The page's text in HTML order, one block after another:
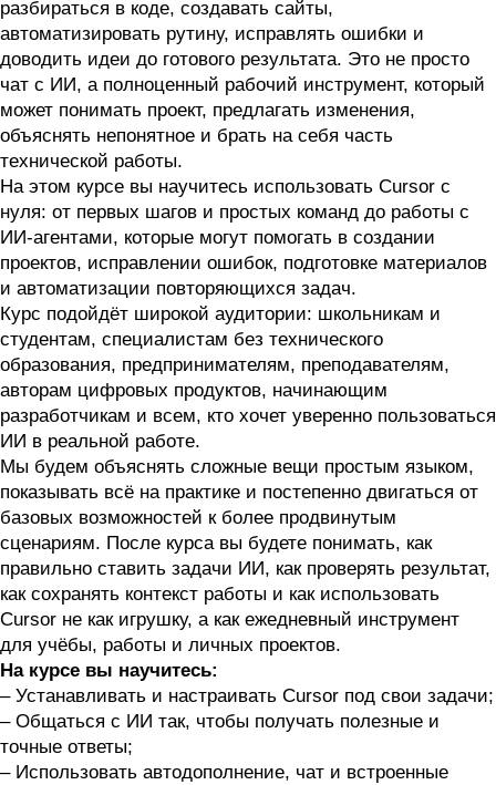
разбираться в коде, создавать сайты,
автоматизировать рутину, исправлять ошибки и
доводить идеи до готового результата. Это не просто
чат с ИИ, а полноценный рабочий инструмент, который
может понимать проект, предлагать изменения,
объяснять непонятное и брать на себя часть
технической работы.
На этом курсе вы научитесь использовать Cursor с
нуля: от первых шагов и простых команд до работы с
ИИ-агентами, которые могут помогать в создании
проектов, исправлении ошибок, подготовке материалов
и автоматизации повторяющихся задач.
Курс подойдёт широкой аудитории: школьникам и
студентам, специалистам без технического
образования, предпринимателям, преподавателям,
авторам цифровых продуктов, начинающим
разработчикам и всем, кто хочет уверенно пользоваться
ИИ в реальной работе.
Мы будем объяснять сложные вещи простым языком,
показывать всё на практике и постепенно двигаться от
базовых возможностей к более продвинутым
сценариям. После курса вы будете понимать, как
правильно ставить задачи ИИ, как проверять результат,
как сохранять контекст работы и как использовать
Cursor не как игрушку, а как ежедневный инструмент
для учёбы, работы и личных проектов.
На курсе вы научитесь:
– Устанавливать и настраивать Cursor под свои задачи;
– Общаться с ИИ так, чтобы получать полезные и
точные ответы;
– Использовать автодополнение, чат и встроенные